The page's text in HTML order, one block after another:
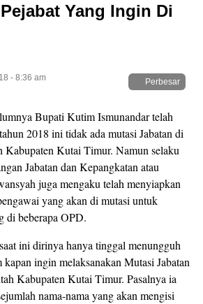
Yang Ingin Di
- 8:36 am Perbesar
Bupati Kutim Ismunandar telah
2018 ini tidak ada mutasi Jabatan di
Kabupaten Kutai Timur. Namun selaku
Jabatan dan Kepangkatan atau
juga mengaku telah menyiapkan
yang akan di mutasi untuk
di beberapa OPD.
ini dirinya hanya tinggal menungguh
ingin melaksanakan Mutasi Jabatan
Kabupaten Kutai Timur. Pasalnya ia
nama-nama yang akan mengisi